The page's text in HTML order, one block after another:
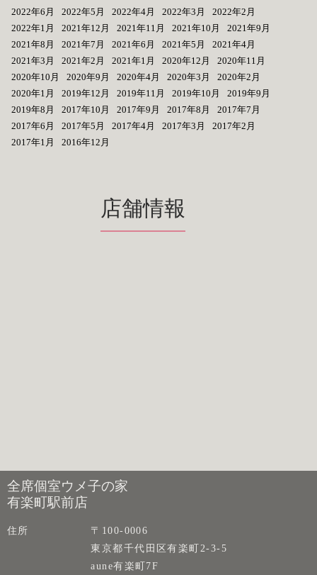
2022年6月
2022年5月 2022年4月 2022年3月
2022年2月
2022年1月
2021年12月 2021年11月 2021年10月
2021年9月
2021年8月
2021年7月 2021年6月 2021年5月
2021年4月
2021年3月
2021年2月 2021年1月 2020年12月
2020年11月
2020年10月
2020年9月 2020年4月 2020年3月
2020年2月
2020年1月
2019年12月 2019年11月 2019年10月
2019年9月
2019年8月
2017年10月 2017年9月 2017年8月
2017年7月
2017年6月
2017年5月 2017年4月 2017年3月
2017年2月
2017年1月
2016年12月
店舗情報
全席個室ウメ子の家
有楽町駅前店
住所
〒100-0006
東京都千代田区有楽町2-3-5
aune有楽町7F